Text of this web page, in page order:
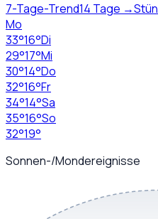
7-Tage-Trend14 Tage →
Mo
33°16°Di
29°17°Mi
30°14°Do
32°16°Fr
34°14°Sa
35°16°So
32°19°
Sonnen-/Mondereignisse